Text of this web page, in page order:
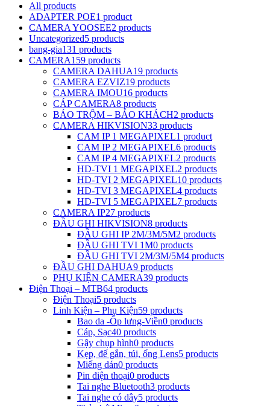
All products
ADAPTER POE1 product
CAMERA YOOSEE2 products
Uncategorized5 products
bang-gia131 products
CAMERA159 products
CAMERA DAHUA19 products
CAMERA EZVIZ19 products
CAMERA IMOU16 products
CÁP CAMERA8 products
BÁO TRỘM – BÁO KHÁCH2 products
CAMERA HIKVISION33 products
CAM IP 1 MEGAPIXEL1 product
CAM IP 2 MEGAPIXEL6 products
CAM IP 4 MEGAPIXEL2 products
HD-TVI 1 MEGAPIXEL2 products
HD-TVI 2 MEGAPIXEL10 products
HD-TVI 3 MEGAPIXEL4 products
HD-TVI 5 MEGAPIXEL7 products
CAMERA IP27 products
ĐẦU GHI HIKVISION8 products
ĐẦU GHI IP 2M/3M/5M2 products
ĐẦU GHI TVI 1M0 products
ĐẦU GHI TVI 2M/3M/5M4 products
ĐẦU GHI DAHUA9 products
PHỤ KIỆN CAMERA39 products
Điện Thoại – MTB64 products
Điện Thoại5 products
Linh Kiện – Phụ Kiện59 products
Bao da -Ốp lưng-Viền0 products
Cáp, Sạc40 products
Gậy chụp hình0 products
Kẹp, đế gắn, túi, ống Lens5 products
Miếng dán0 products
Pin điện thoại0 products
Tai nghe Bluetooth3 products
Tai nghe có dây5 products